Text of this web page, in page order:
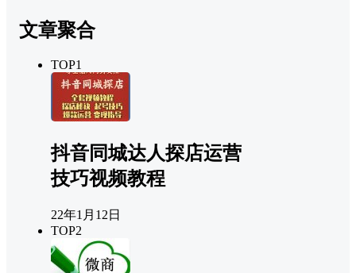
文章聚合
TOP1
抖音同城达人探店运营
技巧视频教程
22年1月12日
TOP2